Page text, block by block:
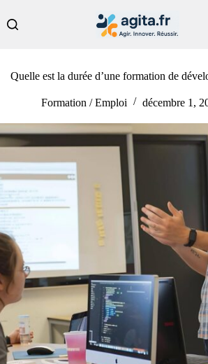
au
contenu
Quelle est la durée d’une formation de
Formation / Emploi décembre 1,